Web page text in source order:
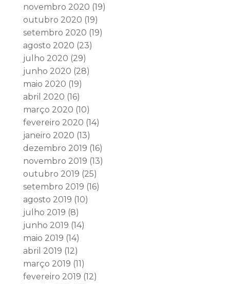
novembro 2020 (19)
outubro 2020 (19)
setembro 2020 (19)
agosto 2020 (23)
julho 2020 (29)
junho 2020 (28)
maio 2020 (19)
abril 2020 (16)
março 2020 (10)
fevereiro 2020 (14)
janeiro 2020 (13)
dezembro 2019 (16)
novembro 2019 (13)
outubro 2019 (25)
setembro 2019 (16)
agosto 2019 (10)
julho 2019 (8)
junho 2019 (14)
maio 2019 (14)
abril 2019 (12)
março 2019 (11)
fevereiro 2019 (12)